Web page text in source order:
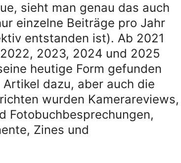
sieht man genau das auch
einzelne Beiträge pro Jahr
entstanden ist). Ab 2021
2023, 2024 und 2025
heutige Form gefunden
dazu, aber auch die
wurden Kamerareviews,
Fotobuchbesprechungen,
Zines und